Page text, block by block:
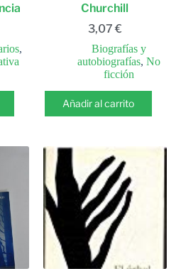
,
Churchill
3,07 €
Biografías y
autobiografías,No
ficción
Añadir al carrito